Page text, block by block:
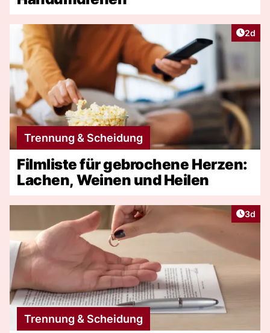
2d
Trennung & Scheidung
Filmliste für gebrochene Herzen:
Lachen, Weinen und Heilen
3d
Trennung & Scheidung